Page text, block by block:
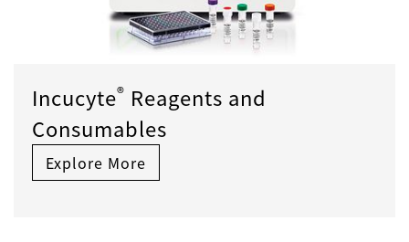
Incucyte® Reagents and
Consumables
Explore More